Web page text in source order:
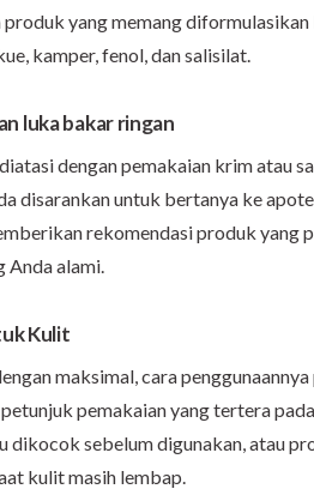
produk yang memang
kamper, fenol, dan salisilat.
luka bakar ringan
dengan pemakaian krim atau
disarankan untuk bertanya ke
rekomendasi produk yang
Anda alami.
Kulit
maksimal, cara
pemakaian yang tertera
dikocok sebelum digunakan, atau
kulit masih lembap.